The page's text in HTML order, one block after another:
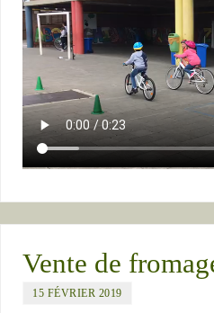
Vente de
15 FÉVRIER 2019